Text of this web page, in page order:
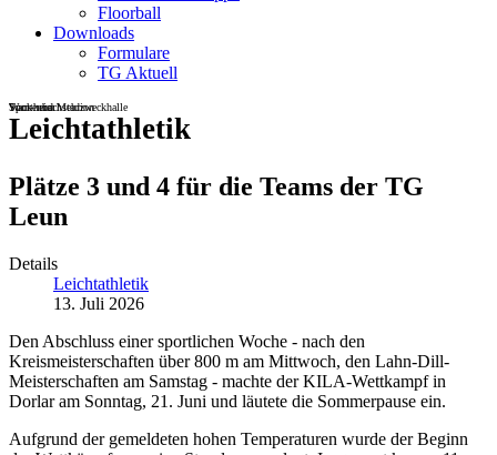
Floorball
Downloads
Formulare
TG Aktuell
Sportheim
Turn- und Mehrzweckhalle
Wackenbachstadion
Leichtathletik
Plätze 3 und 4 für die Teams der TG
Leun
Details
Leichtathletik
13. Juli 2026
Den Abschluss einer sportlichen Woche - nach den
Kreismeisterschaften über 800 m am Mittwoch, den Lahn-Dill-
Meisterschaften am Samstag - machte der KILA-Wettkampf in
Dorlar am Sonntag, 21. Juni und läutete die Sommerpause ein.
Aufgrund der gemeldeten hohen Temperaturen wurde der Beginn